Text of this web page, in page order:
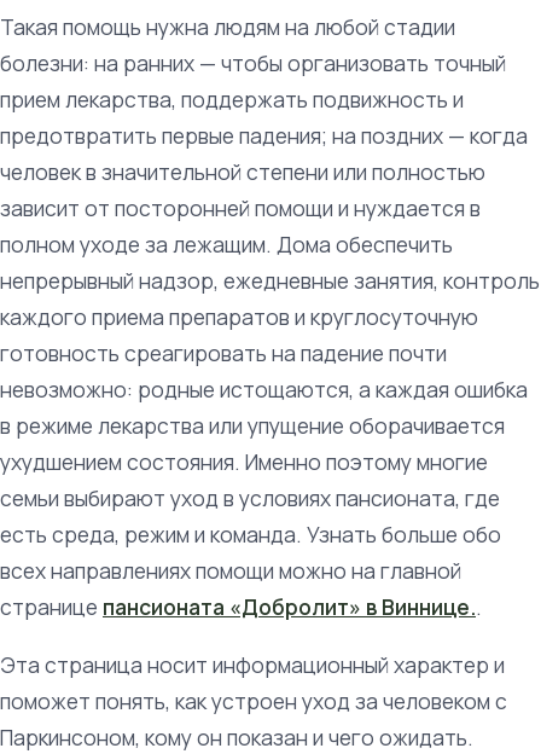
Такая помощь нужна людям на любой стадии
болезни: на ранних — чтобы организовать точный
прием лекарства, поддержать подвижность и
предотвратить первые падения; на поздних — когда
человек в значительной степени или полностью
зависит от посторонней помощи и нуждается в
полном уходе за лежащим. Дома обеспечить
непрерывный надзор, ежедневные занятия, контроль
каждого приема препаратов и круглосуточную
готовность среагировать на падение почти
невозможно: родные истощаются, а каждая ошибка
в режиме лекарства или упущение оборачивается
ухудшением состояния. Именно поэтому многие
семьи выбирают уход в условиях пансионата, где
есть среда, режим и команда. Узнать больше обо
всех направлениях помощи можно на главной
странице пансионата «Добролит» в Виннице..
Эта страница носит информационный характер и
поможет понять, как устроен уход за человеком с
Паркинсоном, кому он показан и чего ожидать.